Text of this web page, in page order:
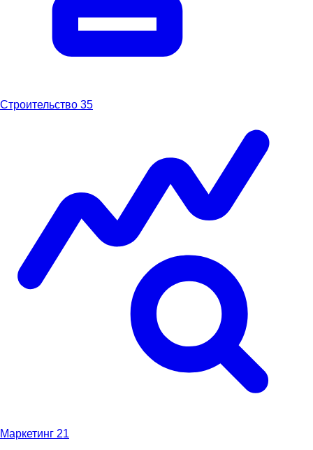
Строительство 35
Маркетинг 21